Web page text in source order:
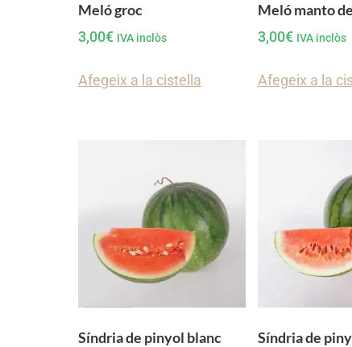
Meló groc
3,00€ IVA inclòs
Afegeix a la cistella
Meló manto
3,00€ IVA inclòs
Afegeix a la
Síndria de pinyol blanc Síndria de